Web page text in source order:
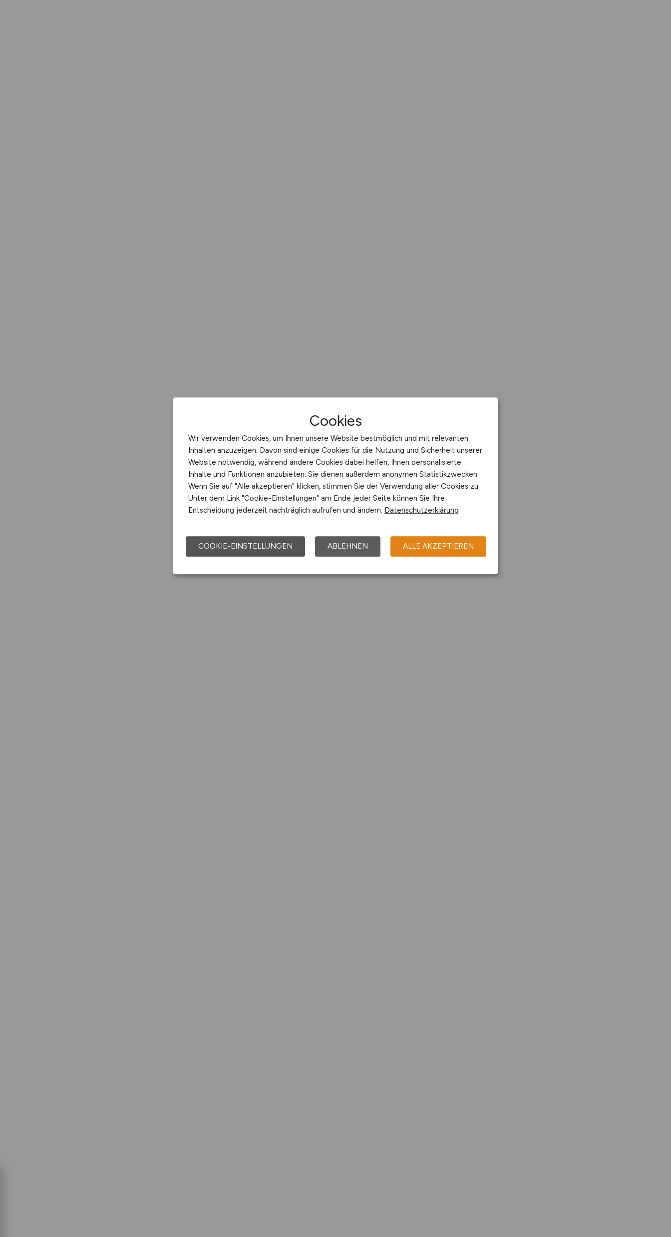
Cookies
Wir verwenden Cookies, um Ihnen unsere Website bestmöglich und mit relevanten
Inhalten anzuzeigen. Davon sind einige Cookies für die Nutzung und Sicherheit unserer
Website notwendig, während andere Cookies dabei helfen, Ihnen personalisierte
Inhalte und Funktionen anzubieten. Sie dienen außerdem anonymen Statistikzwecken.
Wenn Sie auf "Alle akzeptieren" klicken, stimmen Sie der Verwendung aller Cookies zu.
Unter dem Link "Cookie-Einstellungen" am Ende jeder Seite können Sie Ihre
Entscheidung jederzeit nachträglich aufrufen und ändern. Datenschutzerklärung
COOKIE-EINSTELLUNGEN ABLEHNEN ALLE AKZEPTIEREN